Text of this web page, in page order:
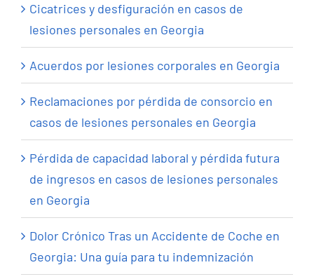
Cicatrices y desfiguración en casos de
lesiones personales en Georgia
Acuerdos por lesiones corporales en Georgia
Reclamaciones por pérdida de consorcio en
casos de lesiones personales en Georgia
Pérdida de capacidad laboral y pérdida futura
de ingresos en casos de lesiones personales
en Georgia
Dolor Crónico Tras un Accidente de Coche en
Georgia: Una guía para tu indemnización